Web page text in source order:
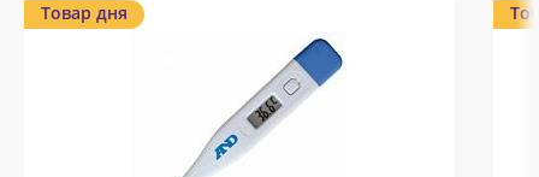
Товар дня